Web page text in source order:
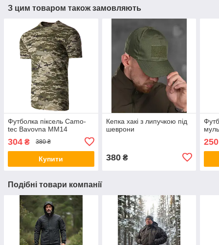
З цим товаром також замовляють
Футболка піксель Camo-
tec Bavovna ММ14
304 ₴ 380 ₴
Купити
Кепка хакі з липучкою під
шеврони
380₴
250
Подібні товари компанії